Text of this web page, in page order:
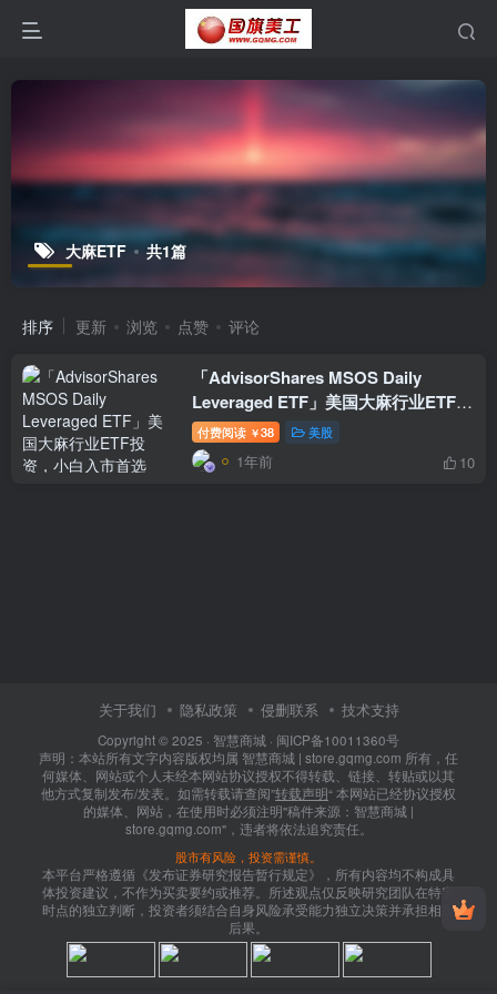
大麻ETF 共1篇
排序 更新 浏览 点赞 评论
「AdvisorShares MSOS Daily
Leveraged ETF」美国大麻行业ETF投
资，小白入市首选MSOX赚翻指南
付费阅读 ￥38 美股
1年前 10
关于我们 隐私政策 侵删联系 技术支持
Copyright © 2025 · 智慧商城 · 闽ICP备10011360号
声明：本站所有文字内容版权均属 智慧商城 | store.gqmg.com 所有，任
何媒体、网站或个人未经本网站协议授权不得转载、链接、转贴或以其
他方式复制发布/发表。如需转载请查阅”转载声明“ 本网站已经协议授权
的媒体、网站，在使用时必须注明"稿件来源：智慧商城 |
store.gqmg.com"，违者将依法追究责任。
股市有风险，投资需谨慎。
本平台严格遵循《发布证券研究报告暂行规定》，所有内容均不构成具
体投资建议，不作为买卖要约或推荐。所述观点仅反映研究团队在特定
时点的独立判断，投资者须结合自身风险承受能力独立决策并承担相应
后果。